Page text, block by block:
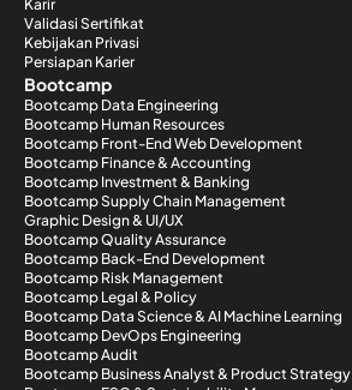
Karir
Validasi Sertifikat
Kebijakan Privasi
Persiapan Karier
Bootcamp
Bootcamp Data Engineering
Bootcamp Human Resources
Bootcamp Front-End Web Development
Bootcamp Finance & Accounting
Bootcamp Investment & Banking
Bootcamp Supply Chain Management
Graphic Design & UI/UX
Bootcamp Quality Assurance
Bootcamp Back-End Development
Bootcamp Risk Management
Bootcamp Legal & Policy
Bootcamp Data Science & AI Machine Learning
Bootcamp DevOps Engineering
Bootcamp Audit
Bootcamp Business Analyst & Product Strategy